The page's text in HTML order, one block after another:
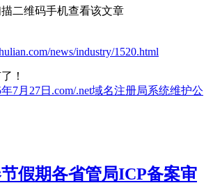
二维码手机查看该文章
news/industry/1520.html
！
年7月27日.com/.net域名注册局系统维护公
节假期各省管局ICP备案审